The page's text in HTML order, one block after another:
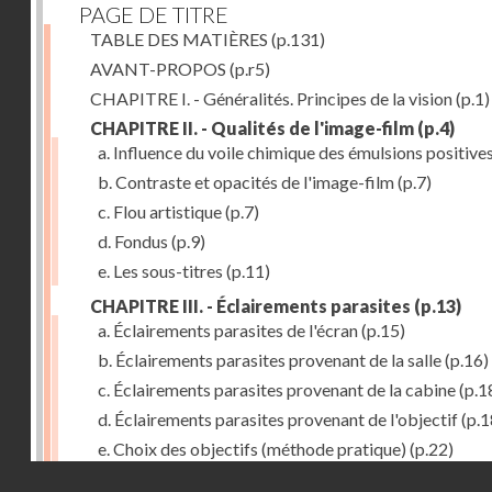
PAGE DE TITRE
TABLE DES MATIÈRES (p.131)
AVANT-PROPOS (p.r5)
CHAPITRE I. - Généralités. Principes de la vision(p.1)
CHAPITRE II. - Qualités de l'image-film (p.4)
a. Influence du voile chimique des émulsions
b. Contraste et opacités de l'image-film(p.7)
c. Flou artistique(p.7)
d. Fondus (p.9)
e. Les sous-titres (p.11)
CHAPITRE III. - Éclairements parasites (p.13)
a. Éclairements parasites de l'écran(p.15)
b. Éclairements parasites provenant de la salle(p.16)
c. Éclairements parasites provenant de la cabine
d. Éclairements parasites provenant de l'objectif
e. Choix des objectifs (méthode pratique) (p.22)